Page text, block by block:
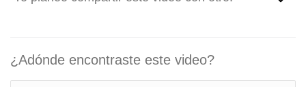
Algo en desacuerdo
¿Adónde encontraste este video?